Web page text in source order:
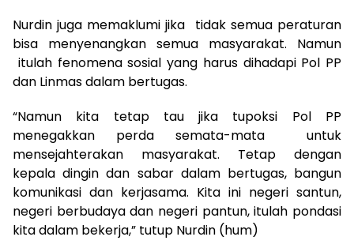
Nurdin juga memaklumi jika tidak semua peraturan
bisa menyenangkan semua masyarakat. Namun
itulah fenomena sosial yang harus dihadapi Pol PP
dan Linmas dalam bertugas.
“Namun kita tetap tau jika tupoksi Pol PP
menegakkan perda semata-mata untuk
mensejahterakan masyarakat. Tetap dengan
kepala dingin dan sabar dalam bertugas, bangun
komunikasi dan kerjasama. Kita ini negeri santun,
negeri berbudaya dan negeri pantun, itulah pondasi
kita dalam bekerja,” tutup Nurdin (hum)